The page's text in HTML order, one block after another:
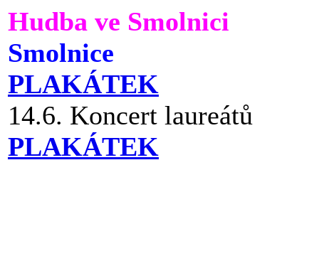
Hudba ve Smolnici
Smolnice
PLAKÁTEK
14.6. Koncert laureátů
PLAKÁTEK